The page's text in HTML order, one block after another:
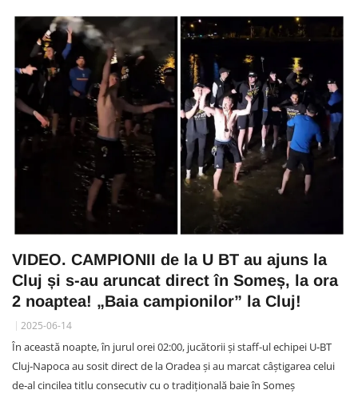
VIDEO. CAMPIONII de la U BT au ajuns la
Cluj și s-au aruncat direct în Someș, la ora
2 noaptea! „Baia campionilor” la Cluj!
2025-06-14
În această noapte, în jurul orei 02:00, jucătorii și staff-ul echipei U‑BT
Cluj‑Napoca au sosit direct de la Oradea și au marcat câștigarea celui
de‑al cincilea titlu consecutiv cu o tradițională baie în Someș